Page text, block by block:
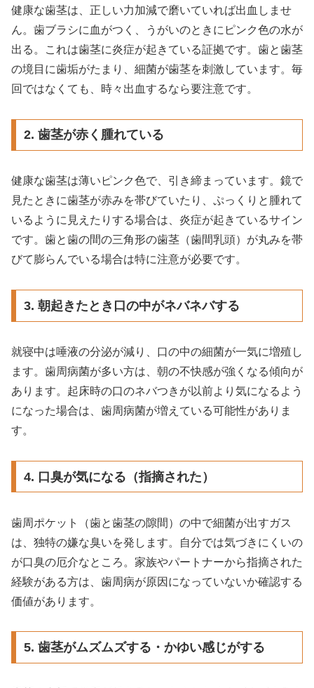
健康な歯茎は、正しい力加減で磨いていれば出血しませ
ん。歯ブラシに血がつく、うがいのときにピンク色の水が
出る。これは歯茎に炎症が起きている証拠です。歯と歯茎
の境目に歯垢がたまり、細菌が歯茎を刺激しています。毎
回ではなくても、時々出血するなら要注意です。
2. 歯茎が赤く腫れている
健康な歯茎は薄いピンク色で、引き締まっています。鏡で
見たときに歯茎が赤みを帯びていたり、ぷっくりと腫れて
いるように見えたりする場合は、炎症が起きているサイン
です。歯と歯の間の三角形の歯茎（歯間乳頭）が丸みを帯
びて膨らんでいる場合は特に注意が必要です。
3. 朝起きたとき口の中がネバネバする
就寝中は唾液の分泌が減り、口の中の細菌が一気に増殖し
ます。歯周病菌が多い方は、朝の不快感が強くなる傾向が
あります。起床時の口のネバつきが以前より気になるよう
になった場合は、歯周病菌が増えている可能性がありま
す。
4. 口臭が気になる（指摘された）
歯周ポケット（歯と歯茎の隙間）の中で細菌が出すガス
は、独特の嫌な臭いを発します。自分では気づきにくいの
が口臭の厄介なところ。家族やパートナーから指摘された
経験がある方は、歯周病が原因になっていないか確認する
価値があります。
5. 歯茎がムズムズする・かゆい感じがする